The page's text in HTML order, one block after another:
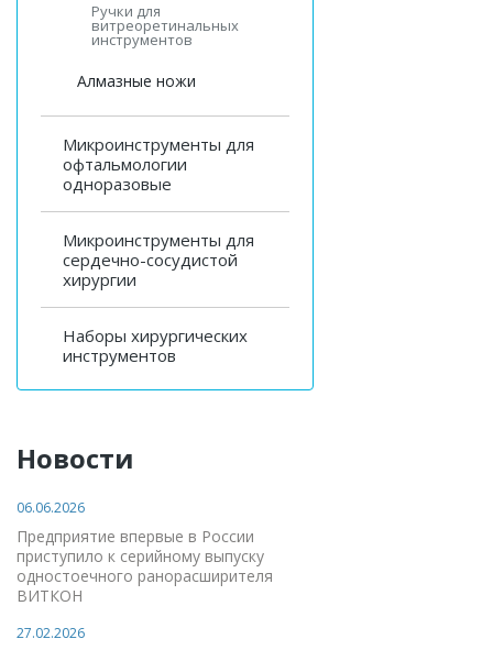
Ручки для
витреоретинальных
инструментов
Алмазные ножи
Микроинструменты для
офтальмологии
одноразовые
Микроинструменты для
сердечно-сосудистой
хирургии
Наборы хирургических
инструментов
Новости
06.06.2026
Предприятие впервые в России
приступило к серийному выпуску
одностоечного ранорасширителя
ВИТКОН
27.02.2026